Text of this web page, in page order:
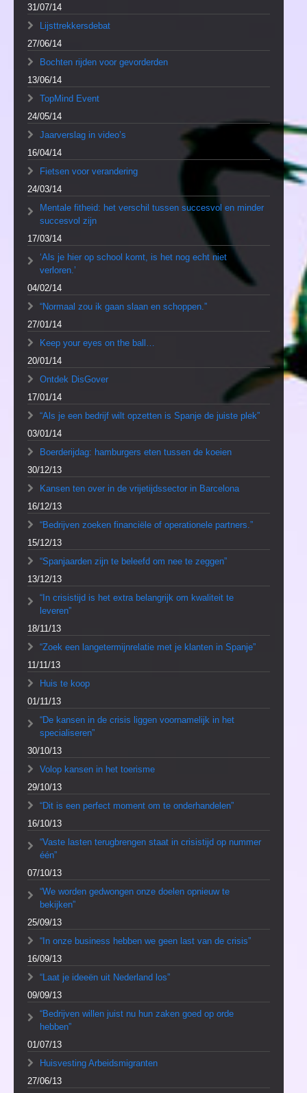
31/07/14
Lijsttrekkersdebat
27/06/14
Bochten rijden voor gevorderden
13/06/14
TopMind Event
24/05/14
Jaarverslag in video’s
16/04/14
Fietsen voor verandering
24/03/14
Mentale fitheid: het verschil tussen succesvol en minder
succesvol zijn
17/03/14
‘Als je hier op school komt, is het nog echt niet
verloren.’
04/02/14
“Normaal zou ik gaan slaan en schoppen.”
27/01/14
Keep your eyes on the ball…
20/01/14
Ontdek DisGover
17/01/14
“Als je een bedrijf wilt opzetten is Spanje de juiste plek”
03/01/14
Boerderijdag: hamburgers eten tussen de koeien
30/12/13
Kansen ten over in de vrijetijdssector in Barcelona
16/12/13
“Bedrijven zoeken financiële of operationele partners.”
15/12/13
“Spanjaarden zijn te beleefd om nee te zeggen”
13/12/13
“In crisistijd is het extra belangrijk om kwaliteit te
leveren”
18/11/13
“Zoek een langetermijnrelatie met je klanten in Spanje”
11/11/13
Huis te koop
01/11/13
“De kansen in de crisis liggen voornamelijk in het
specialiseren”
30/10/13
Volop kansen in het toerisme
29/10/13
“Dit is een perfect moment om te onderhandelen”
16/10/13
“Vaste lasten terugbrengen staat in crisistijd op nummer
één”
07/10/13
“We worden gedwongen onze doelen opnieuw te
bekijken”
25/09/13
“In onze business hebben we geen last van de crisis”
16/09/13
“Laat je ideeën uit Nederland los”
09/09/13
“Bedrijven willen juist nu hun zaken goed op orde
hebben”
01/07/13
Huisvesting Arbeidsmigranten
27/06/13